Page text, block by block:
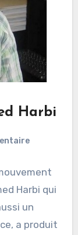
Harbi
Harbi qui
un
a produit